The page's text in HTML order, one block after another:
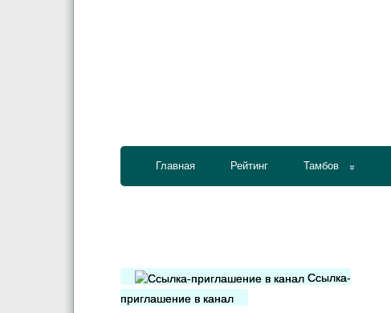
Главная Рейтинг Тамбов
Ссылка-
приглашение в канал